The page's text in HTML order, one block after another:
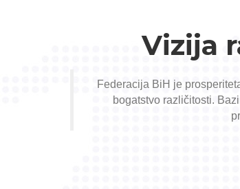
Vizija
Federacija BiH je
bogatstvo različitosti.